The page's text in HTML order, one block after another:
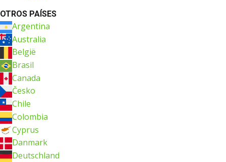
OTROS PAÍSES
Argentina
Australia
België
Brasil
Canada
Česko
Chile
Colombia
Cyprus
Danmark
Deutschland